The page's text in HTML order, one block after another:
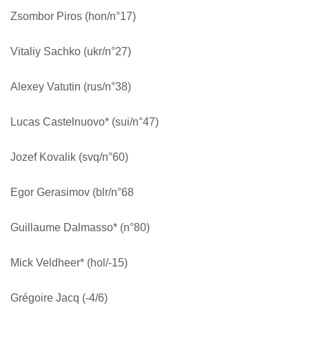
Zsombor Piros (hon/n°17)
Vitaliy Sachko (ukr/n°27)
Alexey Vatutin (rus/n°38)
Lucas Castelnuovo* (sui/n°47)
Jozef Kovalik (svq/n°60)
Egor Gerasimov (blr/n°68
Guillaume Dalmasso* (n°80)
Mick Veldheer* (hol/-15)
Grégoire Jacq (-4/6)